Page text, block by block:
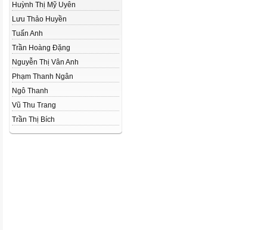
Huỳnh Thị Mỹ Uyên
Lưu Thảo Huyền
Tuấn Anh
Trần Hoàng Đặng
Nguyễn Thị Vân Anh
Phạm Thanh Ngân
Ngô Thanh
Vũ Thu Trang
Trần Thị Bích